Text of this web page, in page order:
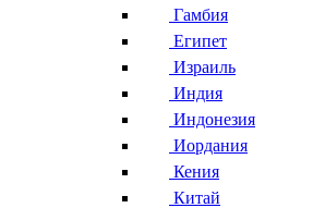
Гамбия
Египет
Израиль
Индия
Индонезия
Иордания
Кения
Китай